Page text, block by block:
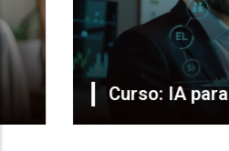
Curso: IA para